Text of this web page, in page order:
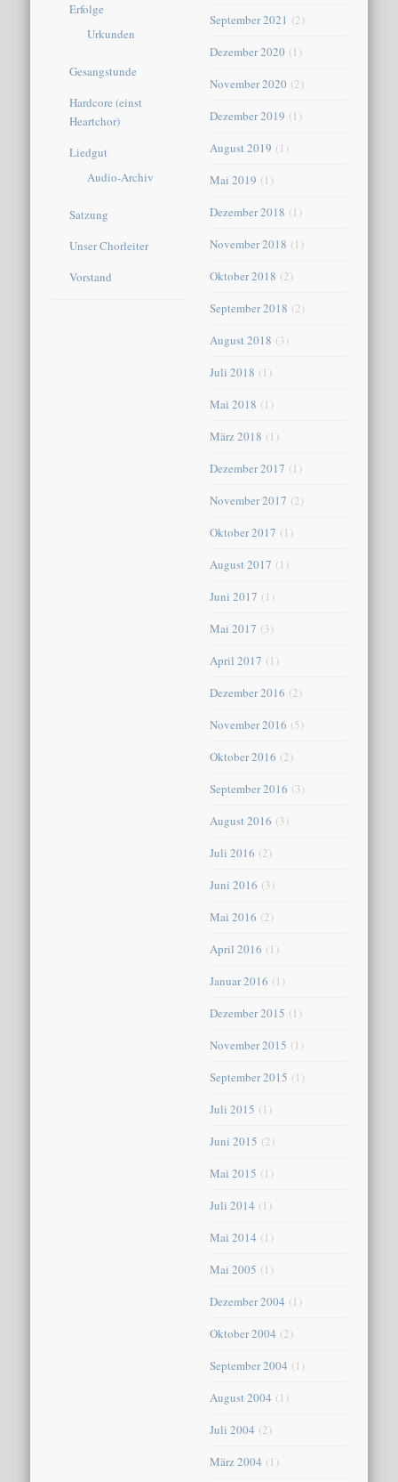
Erfolge
Urkunden
Gesangstunde
Hardcore (einst
Heartchor)
Liedgut
Audio-Archiv
Satzung
Unser Chorleiter
Vorstand
September 2021 (2)
Dezember 2020 (1)
November 2020 (2)
Dezember 2019 (1)
August 2019 (1)
Mai 2019 (1)
Dezember 2018 (1)
November 2018 (1)
Oktober 2018 (2)
September 2018 (2)
August 2018 (3)
Juli 2018 (1)
Mai 2018 (1)
März 2018 (1)
Dezember 2017 (1)
November 2017 (2)
Oktober 2017 (1)
August 2017 (1)
Juni 2017 (1)
Mai 2017 (3)
April 2017 (1)
Dezember 2016 (2)
November 2016 (5)
Oktober 2016 (2)
September 2016 (3)
August 2016 (3)
Juli 2016 (2)
Juni 2016 (3)
Mai 2016 (2)
April 2016 (1)
Januar 2016 (1)
Dezember 2015 (1)
November 2015 (1)
September 2015 (1)
Juli 2015 (1)
Juni 2015 (2)
Mai 2015 (1)
Juli 2014 (1)
Mai 2014 (1)
Mai 2005 (1)
Dezember 2004 (1)
Oktober 2004 (2)
September 2004 (1)
August 2004 (1)
Juli 2004 (2)
März 2004 (1)